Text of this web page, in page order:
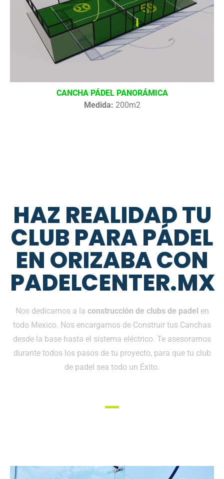
CANCHA PÁDEL PANORÁMICA
Medida: 200m2
HAZ REALIDAD TU
CLUB PARA PÁDEL
EN ORIZABA CON
PADELCENTER.MX
Nos dedicamos a la construcción de clubs de padel en
todo Mexico. Nos encargamos de Construir tus Canchas
desde la base hasta el sistema eléctrico. Te asesoramos
durante todos los pasos de tu proyecto, para que tu club
de padel sea todo un Éxito.